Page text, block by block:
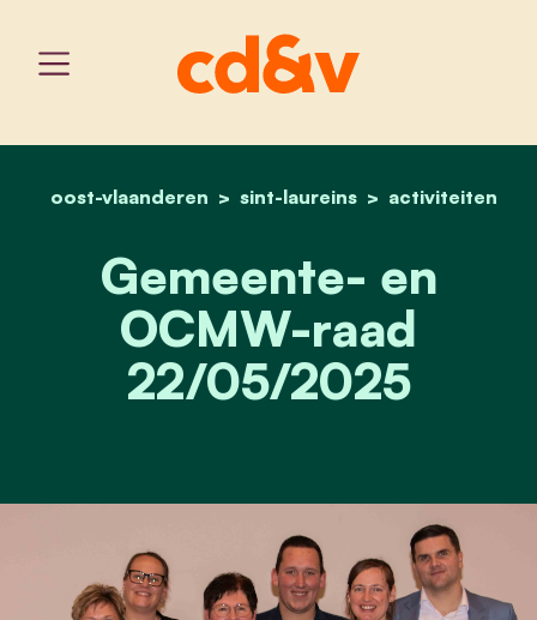
home
oost-vlaanderen sint-laureins activiteiten
gemeente- en ocmw-
Gemeente- en
OCMW-raad
22/05/2025